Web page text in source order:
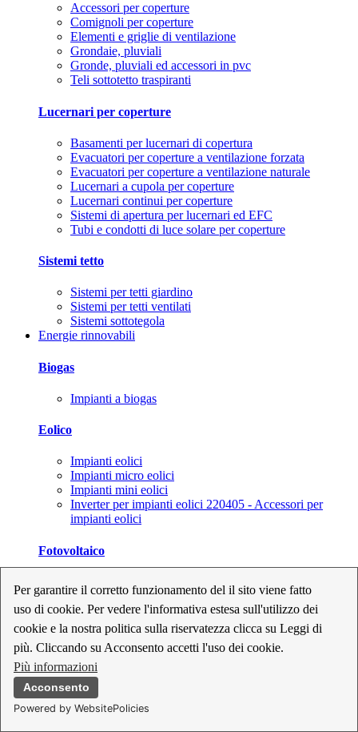
Per garantire il corretto funzionamento del il sito viene fatto
uso di cookie. Per vedere l'informativa estesa sull'utilizzo dei
cookie e la nostra politica sulla riservatezza clicca su Leggi di
più. Cliccando su Acconsento accetti l'uso dei cookie.
Più informazioni
Acconsento
Powered by WebsitePolicies
Accessori per coperture
Comignoli per coperture
Elementi e griglie di ventilazione
Grondaie, pluviali
Gronde, pluviali ed accessori in pvc
Teli sottotetto traspiranti
Lucernari per coperture
Basamenti per lucernari di copertura
Evacuatori per coperture a ventilazione forzata
Evacuatori per coperture a ventilazione naturale
Lucernari a cupola per coperture
Lucernari continui per coperture
Sistemi di apertura per lucernari ed EFC
Tubi e condotti di luce solare per coperture
Sistemi tetto
Sistemi per tetti giardino
Sistemi per tetti ventilati
Sistemi sottotegola
Energie rinnovabili
Biogas
Impianti a biogas
Eolico
Impianti eolici
Impianti micro eolici
Impianti mini eolici
Inverter per impianti eolici 220405 - Accessori per
impianti eolici
Fotovoltaico
Inverter per impianti fotovoltaici
Kit per impianti fotovoltaici
Moduli fotovoltaici
Sistemi di monitoraggio per impianti fotovoltaici
Strumenti di collaudo e configurazione per impianti
fotovoltaici
Supporti per impianti fotovoltaici
Geotermia